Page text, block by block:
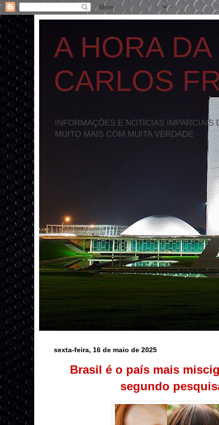
A HORA
CARLOS
INFORMAÇÕES E NOTÍCIAS
MUITO MAIS COM MUITA VERDADE
sexta-feira, 16 de maio de 2025
Brasil é o país mais
segundo